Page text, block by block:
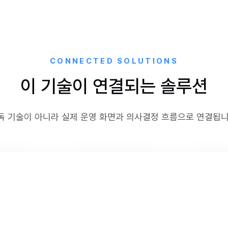
CONNECTED SOLUTIONS
이 기술이 연결되는 솔루션
기술이 아니라 실제 운영 화면과 의사결정 흐름으로 연결됩